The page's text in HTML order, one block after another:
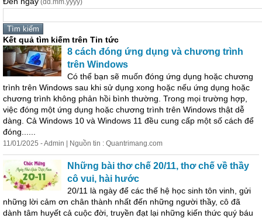
(dd.mm.yyyy)
Kết quả tìm kiếm trên Tin tức
8 cách đóng ứng dụng và chương trình
trên Windows
Có thể bạn sẽ muốn đóng ứng dụng hoặc chương
trình trên Windows sau khi sử dụng xong hoặc nếu ứng dụng hoặc
chương trình không phản hồi bình thường. Trong mọi trường hợp,
việc đóng một ứng dụng hoặc chương trình trên Windows thật dễ
dàng. Cả Windows 10 và Windows 11 đều cung cấp một số cách để
đóng......
11/01/2025 - Admin | Nguồn tin : Quantrimang.com
Những bài thơ chế 20/11, thơ chế về thầy
cô vui, hài hước
20/11 là ngày để các thế hệ học sinh tôn vinh, gửi
những lời cảm ơn chân thành nhất đến những người thầy, cô đã
dành tâm huyết cả cuộc đời, truyền đạt lại những kiến thức quý báu